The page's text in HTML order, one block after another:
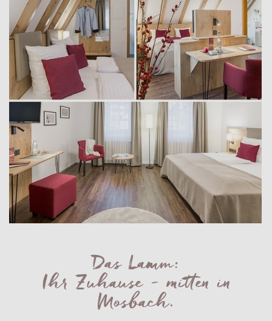
Das Lamm:
Ihr Zuhause - mitten in
Mosbach.